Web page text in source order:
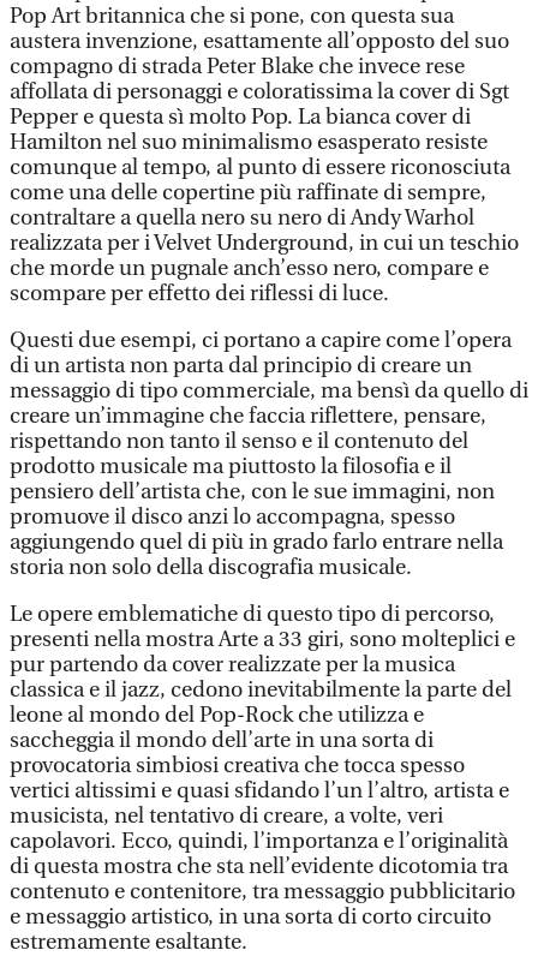
Pop Art britannica che si pone, con questa sua
austera invenzione, esattamente all’opposto del suo
compagno di strada Peter Blake che invece rese
affollata di personaggi e coloratissima la cover di Sgt
Pepper e questa sì molto Pop. La bianca cover di
Hamilton nel suo minimalismo esasperato resiste
comunque al tempo, al punto di essere riconosciuta
come una delle copertine più raffinate di sempre,
contraltare a quella nero su nero di Andy Warhol
realizzata per i Velvet Underground, in cui un teschio
che morde un pugnale anch’esso nero, compare e
scompare per effetto dei riflessi di luce.
Questi due esempi, ci portano a capire come l’opera
di un artista non parta dal principio di creare un
messaggio di tipo commerciale, ma bensì da quello di
creare un’immagine che faccia riflettere, pensare,
rispettando non tanto il senso e il contenuto del
prodotto musicale ma piuttosto la filosofia e il
pensiero dell’artista che, con le sue immagini, non
promuove il disco anzi lo accompagna, spesso
aggiungendo quel di più in grado farlo entrare nella
storia non solo della discografia musicale.
Le opere emblematiche di questo tipo di percorso,
presenti nella mostra Arte a 33 giri, sono molteplici e
pur partendo da cover realizzate per la musica
classica e il jazz, cedono inevitabilmente la parte del
leone al mondo del Pop-Rock che utilizza e
saccheggia il mondo dell’arte in una sorta di
provocatoria simbiosi creativa che tocca spesso
vertici altissimi e quasi sfidando l’un l’altro, artista e
musicista, nel tentativo di creare, a volte, veri
capolavori. Ecco, quindi, l’importanza e l’originalità
di questa mostra che sta nell’evidente dicotomia tra
contenuto e contenitore, tra messaggio pubblicitario
e messaggio artistico, in una sorta di corto circuito
estremamente esaltante.